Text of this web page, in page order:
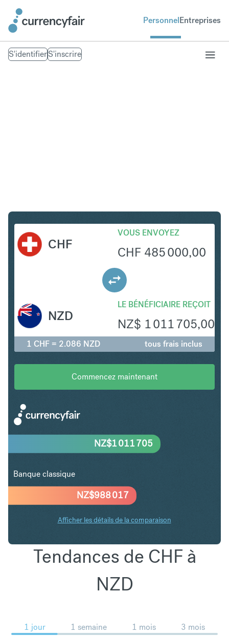
PersonnelEntreprises
S'identifierS'inscrire
CHF
VOUS ENVOYEZ
CHF 485 000,00
LE BÉNÉFICIAIRE REÇOIT
NZ$ 1 011 705,00
NZD
1 CHF = 2.086 NZD tous frais inclus
Commencez maintenant
NZ$988 017
NZ$1 011 705
Banque classique
Afficher les détails de la comparaison
Tendances de CHF à
NZD
1 jour 1 semaine 1 mois 3 mois